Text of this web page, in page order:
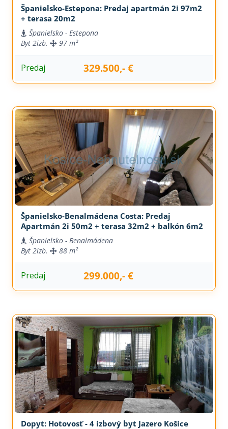
Španielsko-Estepona: Predaj apartmán 2i 97m2
+ terasa 20m2
Španielsko - Estepona
Byt 2izb. 97 m²
Predaj 329.500,- €
Španielsko-Benalmádena Costa: Predaj
Apartmán 2i 50m2 + terasa 32m2 + balkón 6m2
Španielsko - Benalmádena
Byt 2izb. 88 m²
Predaj 299.000,- €
Dopyt: Hotovosť - 4 izbový byt Jazero Košice